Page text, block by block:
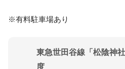
※有料駐車場あり
東急世田谷線「松陰神
度